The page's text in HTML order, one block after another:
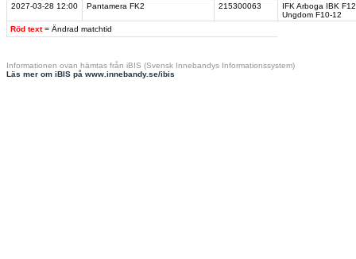
Röd text = Ändrad matchtid
2027-03-28 12:00 Pantamera FK2 215300063
IFK Arboga IBK
Ungdom F10-12
Informationen ovan hämtas från iBIS (Svensk Innebandys Informationssystem)
Läs mer om iBIS på www.innebandy.se/ibis